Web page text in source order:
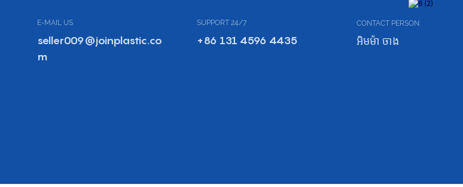
E-MAIL US
seller009@joinplastic.co
m
SUPPORT 24/7
+86 131 4596 4435
CONTACT PERSON:
អិមម៉ា ចាង